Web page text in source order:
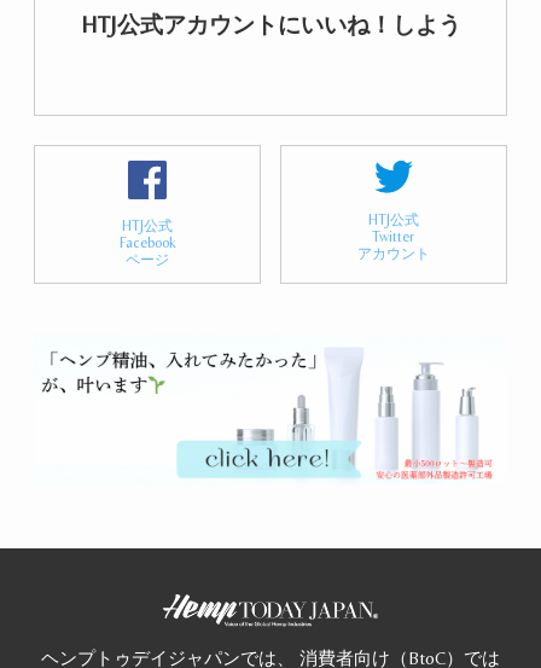
HTJ公式アカウントにいいね！しよう
HTJ公式
Facebook
ページ
HTJ公式
Twitter
アカウント
ヘンプトゥデイジャパンでは、 消費者向け（BtoC）では